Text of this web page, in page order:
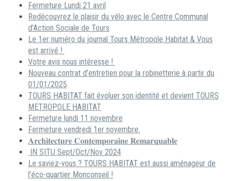
Fermeture Lundi 21 avril
Redécouvrez le plaisir du vélo avec le Centre Communal
d’Action Sociale de Tours
Le 1er numéro du journal Tours Métropole Habitat & Vous
est arrivé !
Votre avis nous intéresse !
Nouveau contrat d’entretien pour la robinetterie à partir du
01/01/2025
TOURS HABITAT fait évoluer son identité et devient TOURS
METROPOLE HABITAT
Fermeture lundi 11 novembre
Fermeture vendredi 1er novembre.
𝐀𝐫𝐜𝐡𝐢𝐭𝐞𝐜𝐭𝐮𝐫𝐞 𝐂𝐨𝐧𝐭𝐞𝐦𝐩𝐨𝐫𝐚𝐢𝐧𝐞 𝐑𝐞𝐦𝐚𝐫𝐪𝐮𝐚𝐛𝐥𝐞
IN SITU Sept/Oct/Nov 2024
Le saviez-vous ? TOURS HABITAT est aussi aménageur de
l’éco-quartier Monconseil !